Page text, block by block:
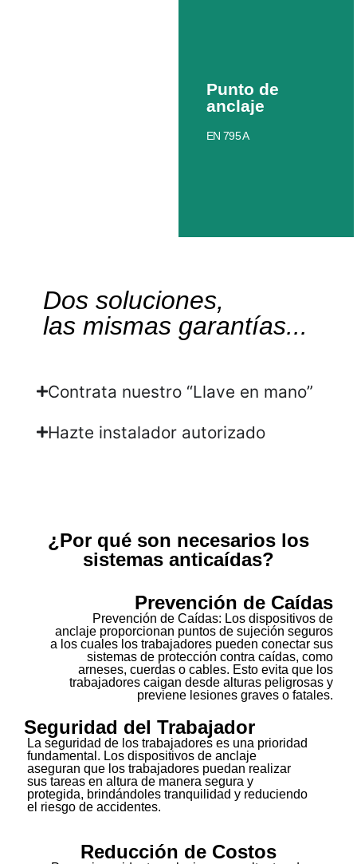
Punto de
anclaje
EN 795 A
Twinfix
Dos soluciones,
las mismas garantías...
Contrata nuestro “Llave en mano”
Hazte instalador autorizado
¿Por qué son necesarios los
sistemas anticaídas?
Prevención de Caídas
Prevención de Caídas: Los dispositivos de
anclaje proporcionan puntos de sujeción seguros
a los cuales los trabajadores pueden conectar sus
sistemas de protección contra caídas, como
arneses, cuerdas o cables. Esto evita que los
trabajadores caigan desde alturas peligrosas y
previene lesiones graves o fatales.
Seguridad del Trabajador
La seguridad de los trabajadores es una prioridad
fundamental. Los dispositivos de anclaje
aseguran que los trabajadores puedan realizar
sus tareas en altura de manera segura y
protegida, brindándoles tranquilidad y reduciendo
el riesgo de accidentes.
Reducción de Costos